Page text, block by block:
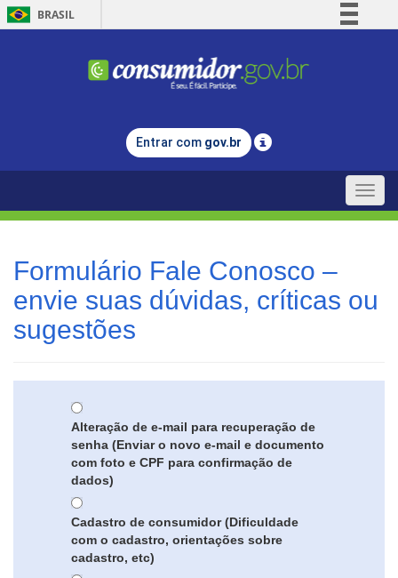
BRASIL
Comunica BR
Legislação
Entrar com gov.br
Toggle
Formulário Fale Conosco –
envie suas dúvidas, críticas ou
sugestões
Alteração de e-mail para recuperação de
senha (Enviar o novo e-mail e documento
com foto e CPF para confirmação de
dados)
Cadastro de consumidor (Dificuldade
com o cadastro, orientações sobre
cadastro, etc)